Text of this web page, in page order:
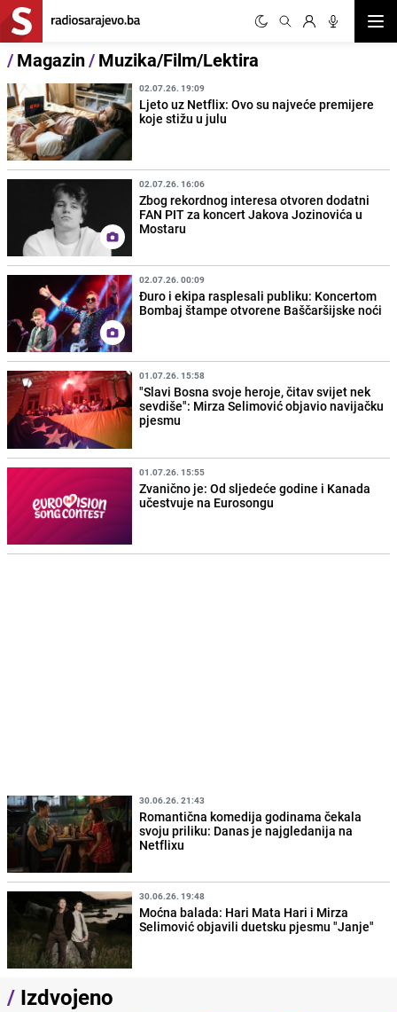
/Magazin/Muzika/Film/Lektira
02.07.26. 19:09
Ljeto uz Netflix: Ovo su najveće premijere
koje stižu u julu
02.07.26. 16:06
Zbog rekordnog interesa otvoren dodatni
FAN PIT za koncert Jakova Jozinovića u
Mostaru
02.07.26. 00:09
Đuro i ekipa rasplesali publiku: Koncertom
Bombaj štampe otvorene Baščaršijske noći
01.07.26. 15:58
"Slavi Bosna svoje heroje, čitav svijet nek
sevdiše": Mirza Selimović objavio navijačku
pjesmu
01.07.26. 15:55
Zvanično je: Od sljedeće godine i Kanada
učestvuje na Eurosongu
30.06.26. 21:43
Romantična komedija godinama čekala
svoju priliku: Danas je najgledanija na
Netflixu
30.06.26. 19:48
Moćna balada: Hari Mata Hari i Mirza
Selimović objavili duetsku pjesmu "Janje"
/ Izdvojeno